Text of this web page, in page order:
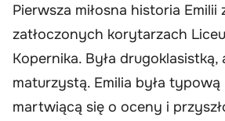
Pierwsza miłosna historia Emilii
zatłoczonych korytarzach
Kopernika. Była drugoklasistką,
maturzystą. Emilia była typową
martwiącą się o oceny i